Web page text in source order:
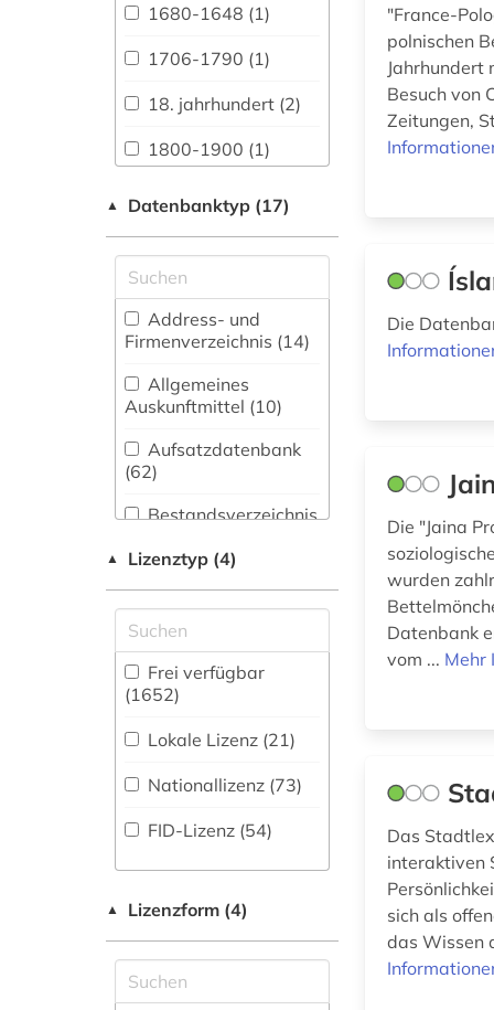
Indogermanistik.
Außereuropäische
Sprachen und
Literaturen (79)
Alte Geschichte (40)
Anglistik.
Architektur,
Bauingenieur- und
Vermessungswesen
(46)
Biologie,
Biotechnologie (14)
Buch- und
Bibliothekswesen,
(95)
Chemie und
Elektrotechnik,
Elektronik,
Nachrichtentechnik (5)
Energietechnik (7)
Ethnologie (112)
Geographie (107)
Geowissenschaften
(18)
Germanistik.
Geschichte (1800)
1680-1648 (1)
1706-1790 (1)
18. jahrhundert (2)
1800-1900 (1)
1840 -1999 (1)
1869-1952 (1)
1940-1944 (1)
1940-1945 (1)
1963-1965 (1)
aarhus (6)
abbildung (1)
abfluss (1)
abkommen (1)
abraham (1)
abraham geiger
adel (3)
adelsfamilie (2)
▲ Datenbanktyp (17)
Address- und
Firmenverzeichnis (14)
Allgemeines
Auskunftmittel (10)
Aufsatzdatenbank
(62)
Bestandsverzeichnis
Buchhandelsverzeichnis
(1 )
Disziplinäre
Forschungsdatenrepositorien
(4
Disziplinäre
Repositorien (4)
(223)
(317
▲ Lizenztyp (4)
Frei verfügbar
(1652)
Lokale Lizenz (21)
Nationallizenz (73)
FID-Lizenz (54)
▲ Lizenzform (4)
"France-
polnischen
Jahrhundert
Besuch von
Zeitungen,
Die
Die "Jaina
wurden
Datenbank
vom ... Mehr
Das
interaktiven
sich als
das Wissen